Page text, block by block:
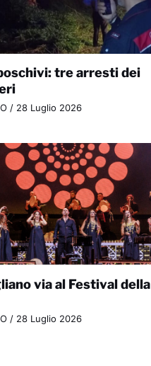
tre arresti dei
/ 28 Luglio 2026
via al Festival della
/ 28 Luglio 2026